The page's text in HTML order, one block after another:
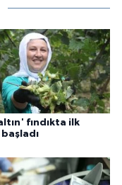
fındıkta ilk